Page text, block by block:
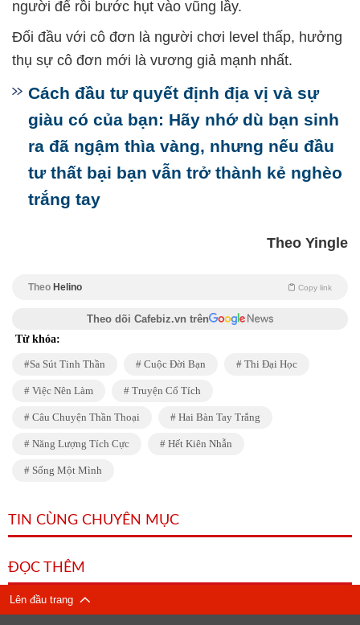
người để rồi bước hụt vào vũng lầy.
Đối đầu với cô đơn là người chơi level thấp, hưởng
thụ sự cô đơn mới là vương giả mạnh nhất.
Cách đầu tư quyết định địa vị và sự
giàu có của bạn: Hãy nhớ dù bạn sinh
ra đã ngậm thìa vàng, nhưng nếu đầu
tư thất bại bạn vẫn trở thành kẻ nghèo
trắng tay
Theo Yingle
Theo Helino Copy link
Theo dõi Cafebiz.vn trên
Từ khóa:
Sa Sút Tinh Thần Cuộc Đời Bạn Thi Đại Học
Việc Nên Làm Truyện Cổ Tích
Câu Chuyện Thần Thoại Hai Bàn Tay Trắng
Năng Lượng Tích Cực Hết Kiên Nhẫn
Sống Một Mình
TIN CÙNG CHUYÊN MỤC
ĐỌC THÊM
Lên đầu trang